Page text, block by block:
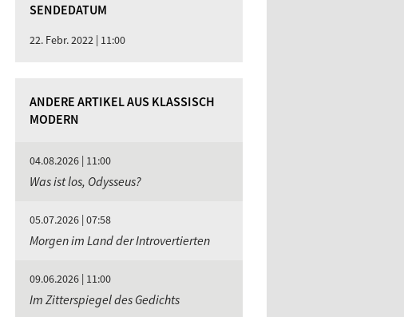
SENDEDATUM
22. Febr. 2022 | 11:00
ANDERE ARTIKEL AUS KLASSISCH
MODERN
04.08.2026 | 11:00
Was ist los, Odysseus?
05.07.2026 | 07:58
Morgen im Land der Introvertierten
09.06.2026 | 11:00
Im Zitterspiegel des Gedichts